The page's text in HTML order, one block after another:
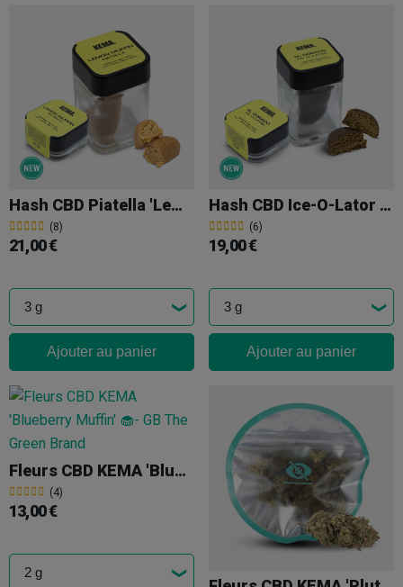
Hash CBD Piatella 'Lemon Muffin' KEMA
(8)
21,00 €
Ajouter au panier
Hash CBD Ice-O-Lator « El Dorado » KEMA
(6)
19,00 €
Ajouter au panier
Fleurs CBD KEMA 'Blueberry Muffin'
(4)
13,00 €